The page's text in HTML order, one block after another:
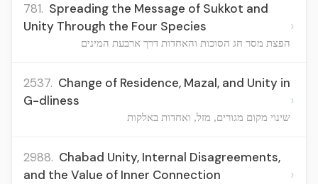
781. Spreading the Message of Sukkot and
Unity Through the Four Species
הפצת מסר חג הסוכות והאחדות דרך ארבעת המינים
›
2537. Change of Residence, Mazal, and Unity in
G-dliness
שינוי מקום מגורים, מזל, ואחדות באלקות
›
2988. Chabad Unity, Internal Disagreements,
and the Value of Inner Connection
›